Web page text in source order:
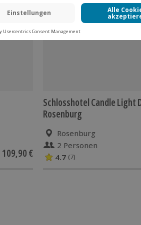
109,90 €
-15% CLUB DEAL
Schlosshotel Candle Light
Rosenburg
Rosenburg
2 Personen
4.7 (7)